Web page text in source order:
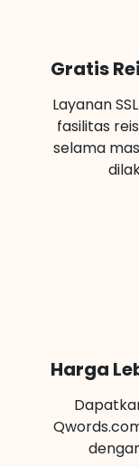
Gratis
Layanan
fasilitas
selama
Harga